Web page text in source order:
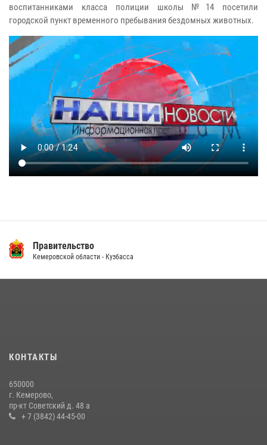
воспитанниками класса полиции школы №14 посетили
городской пункт временного пребывания бездомных животных.
Правительство
Кемеровской области - Кузбасса
КОНТАКТЫ
650000
г. Кемерово,
пр-кт Советский д. 48 а
+ 7 (3842) 44-45-00